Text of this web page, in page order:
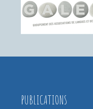
PUBLICATIONS